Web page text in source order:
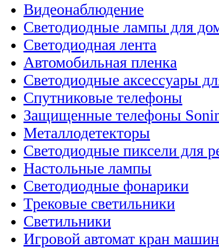
Видеонаблюдение
Светодиодные лампы для
Светодиодная лента
Автомобильная пленка
Светодиодные аксессуары
Спутниковые телефоны
Защищенные телефоны
Металлодетекторы
Светодиодные пиксели для
Настольные лампы
Светодиодные фонарики
Трековые светильники
Светильники
Игровой автомат кран